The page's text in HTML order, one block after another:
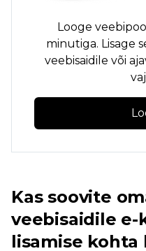
Looge
minutiga. Lisage
veebisaidile või
Kas soovite
veebisaidile e-
lisamise kohta